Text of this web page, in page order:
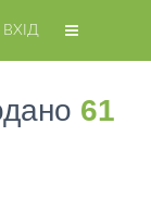
ВХІД
61